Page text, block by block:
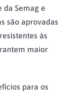
Semag e
são aprovadas
às
maior
para os